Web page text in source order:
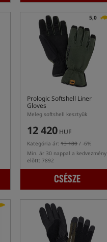
5,0
Prologic Softshell Liner
Gloves
Meleg softshell kesztyűk
12 420 HUF
Kategória ár: 13 180 / -6%
Min. ár 30 nappal a kedvezmény
előtt: 7892
CSÉSZE